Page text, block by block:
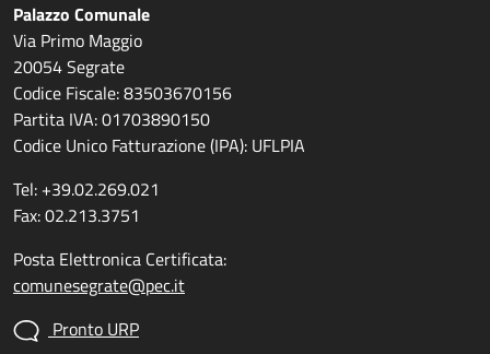
Palazzo Comunale
Via Primo Maggio
20054 Segrate
Codice Fiscale: 83503670156
Partita IVA: 01703890150
Codice Unico Fatturazione (IPA): UFLPIA
Tel: +39.02.269.021
Fax: 02.213.3751
Posta Elettronica Certificata:
comunesegrate@pec.it
Pronto URP